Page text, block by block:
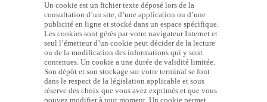
Un cookie est un fichier texte déposé lors de la
consultation d’un site, d’une application ou d’une
publicité en ligne et stocké dans un espace spécifique.
Les cookies sont gérés par votre navigateur Internet et
seul l’émetteur d’un cookie peut décider de la lecture
ou de la modification des informations qui y sont
contenues. Un cookie a une durée de validité limitée.
Son dépôt et son stockage sur votre terminal se font
dans le respect de la législation applicable et sous
réserve des choix que vous avez exprimés et que vous
pouvez modifier à tout moment. Un cookie permet